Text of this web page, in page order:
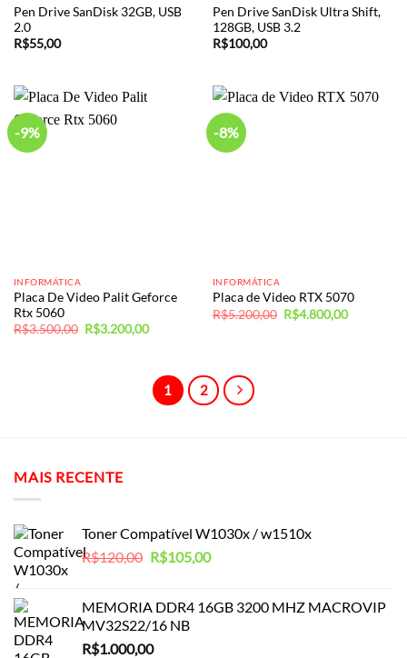
Pen Drive SanDisk 32GB, USB
2.0
R$55,00
Pen Drive SanDisk Ultra Shift,
128GB, USB 3.2
R$100,00
-9%
INFORMÁTICA
Placa De Video Palit Geforce
Rtx 5060
R$3.500,00 O
preço
R$3.200,00O
R$3.200,00.
-8%
INFORMÁTICA
Placa de Video RTX 5070
R$5.200,00 O
preço
R$4.800,00O
1 2
MAIS RECENTE
Toner Compatível W1030x / w1510x
R$120,00 O
era:
R$120,00.
R$105,00O
é:
MEMORIA DDR4 16GB 3200 MHZ MACROVIP
MV32S22/16 NB
R$1.000,00